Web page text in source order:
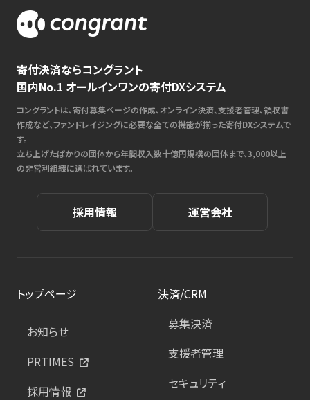
寄付決済ならコングラント
国内No.1 オールインワンの寄付DXシステム
コングラントは、寄付募集ページの作成、オンライン決済、支援者管理、領収書
作成など、ファンドレイジングに必要な全ての機能が揃った寄付DXシステムで
す。
立ち上げたばかりの団体から年間収入数十億円規模の団体まで、3,000以上
の非営利組織に選ばれています。
採用情報 運営会社
トップページ
お知らせ
PRTIMES
採用情報
決済/CRM
募集決済
支援者管理
セキュリティ